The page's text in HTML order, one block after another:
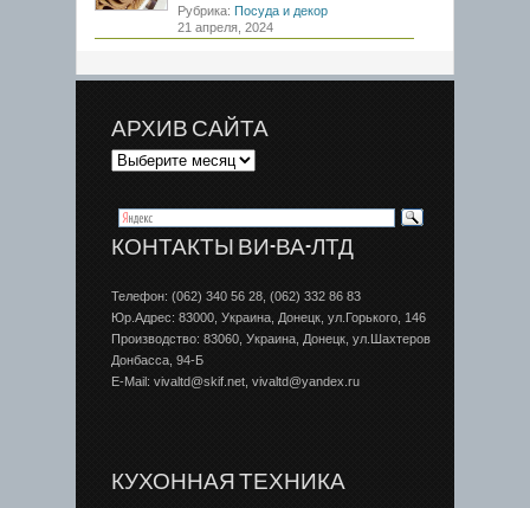
Рубрика: Посуда и декор
21 апреля, 2024
АРХИВ САЙТА
КОНТАКТЫ ВИ-ВА-ЛТД
Телефон: (062) 340 56 28, (062) 332 86 83
Юр.Адрес: 83000, Украина, Донецк, ул.Горького, 146
Производство: 83060, Украина, Донецк, ул.Шахтеров
Донбаcса, 94-Б
E-Mail: vivaltd@skif.net, vivaltd@yandex.ru
КУХОННАЯ ТЕХНИКА